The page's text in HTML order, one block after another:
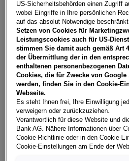
T-Roc Friends TSI
4852 Weyregg am Attersee
Erstzulassung
03/2026 115
US-Sicherheitsbehörden einen Zugriff
wobei Eingriffe in Ihre persönlichen
auf das absolut Notwendige
Setzen von Cookies für
Leistungscookies auch für US-
stimmen Sie damit auch gemäß Art
der Übermittlung der in den
enthaltenen personenbezogenen
Cookies, die für Zwecke von
werden, finden Sie in den Cookie-
Webseite.
Es steht Ihnen frei, Ihre Einwilligung
verweigern oder zurückzuziehen.
Verantwortlich für diese Website und
Bank AG. Nähere Informationen über
Cookie-Richtlinie oder in den Cookie-
Cookie-Einstellungen am Ende der